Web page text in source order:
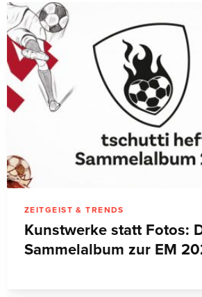
ZEITGEIST & TRENDS
Kunstwerke statt Fotos:
Sammelalbum zur EM